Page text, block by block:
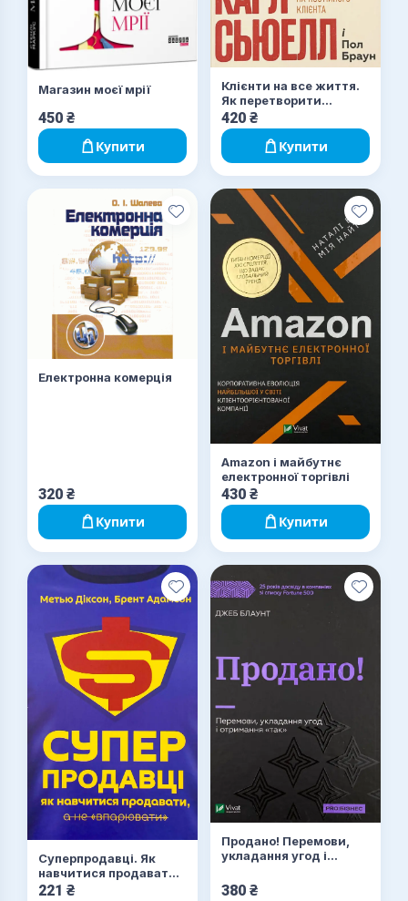
Магазин моєї мрії
450 ₴
Купити
Клієнти на все життя.
Як перетворити
разового покупця на
постійного клієнта
420 ₴
Купити
Електронна комерція
320 ₴
Купити
Amazon і майбутнє
електронної торгівлі
430 ₴
Купити
Суперпродавці. Як
навчитися продавати,
а не впарювати
221 ₴
Продано! Перемови,
укладання угод і
380 ₴